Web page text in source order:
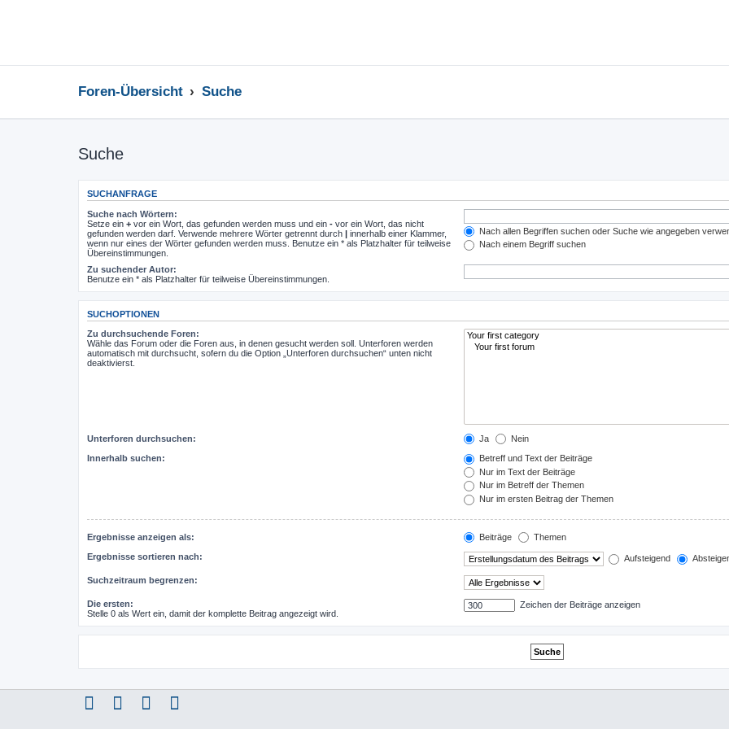
Foren-Übersicht Suche
Suche
SUCHANFRAGE
Suche nach Wörtern:
Setze ein + vor ein Wort, das gefunden werden muss und ein - vor ein Wort, das nicht
gefunden werden darf. Verwende mehrere Wörter getrennt durch | innerhalb einer Klammer,
wenn nur eines der Wörter gefunden werden muss. Benutze ein * als Platzhalter für teilweise
Übereinstimmungen.
Nach allen Begriffen suchen oder Suche wie angegeben
Nach einem Begriff suchen
Zu suchender Autor:
Benutze ein * als Platzhalter für teilweise Übereinstimmungen.
SUCHOPTIONEN
Zu durchsuchende Foren:
Wähle das Forum oder die Foren aus, in denen gesucht werden soll. Unterforen werden
automatisch mit durchsucht, sofern du die Option „Unterforen durchsuchen“ unten nicht
deaktivierst.
Unterforen durchsuchen: Ja Nein
Innerhalb suchen:
Betreff und Text der Beiträge
Nur im Text der Beiträge
Nur im Betreff der Themen
Nur im ersten Beitrag der Themen
Ergebnisse anzeigen als: Beiträge Themen
Ergebnisse sortieren nach: Aufsteigend
Suchzeitraum begrenzen:
Die ersten:
Stelle 0 als Wert ein, damit der komplette Beitrag angezeigt wird.
Zeichen der Beiträge anzeigen